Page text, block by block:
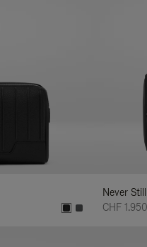
Never
CHF